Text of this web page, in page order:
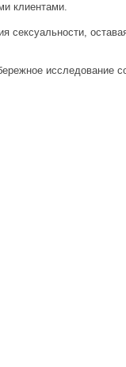
клиентами.
сексуальности,
исследование